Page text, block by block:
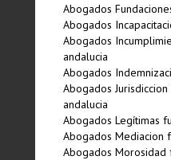
Abogados
Abogados
Abogados
andalucia
Abogados
Abogados
andalucia
Abogados Legí­timas
Abogados Mediacion
Abogados Morosidad